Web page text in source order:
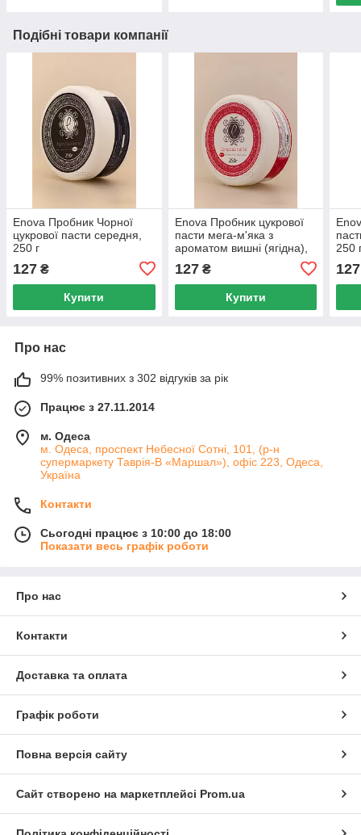
Подібні товари компанії
Enova Пробник Чорної
цукрової пасти середня,
250 г
127 ₴
Купити
Enova Пробник цукрової
пасти мега-м'яка з
ароматом вишні (ягідна),
127₴
Купити
250
127
Про нас
99% позитивних з 302 відгуків за рік
Працює з 27.11.2014
м. Одеса
м. Одеса, проспект Небесної Сотні, 101, (р-н
супермаркету Таврія-В «Маршал»), офіс 223, Одеса,
Україна
Контакти
Сьогодні працює з 10:00 до 18:00
Показати весь графік роботи
Про нас
Контакти
Доставка та оплата
Графік роботи
Повна версія сайту
Сайт створено на маркетплейсі Prom.ua